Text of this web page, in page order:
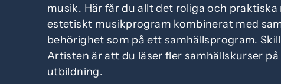
musik. Här får du allt det roliga och praktiska
estetiskt musikprogram kombinerat med
behörighet som på ett samhällsprogram.
Artisten är att du läser fler samhällskurser på
utbildning.